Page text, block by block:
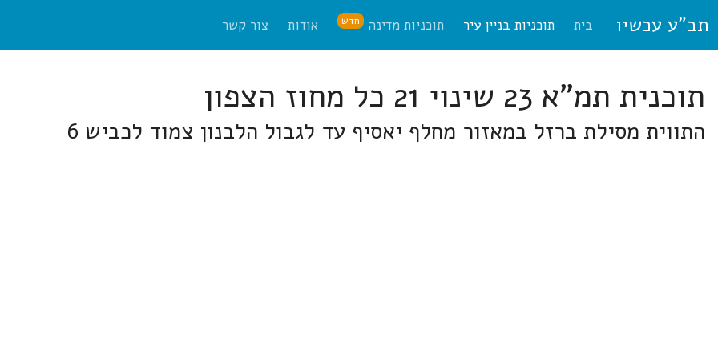
תב"ע עכשיו בית תוכניות בניין עיר תוכניות מדינה חדש אודות צור קשר
תוכנית תמ"א 23 שינוי 21 כל מחוז הצפון
התווית מסילת ברזל במאזור מחלף יאסיף עד לגבול הלבנון צמוד לכביש 6